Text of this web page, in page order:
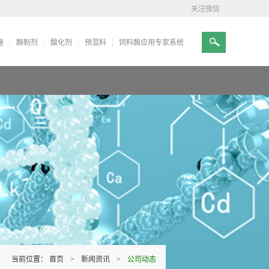
酶制剂 酸化剂 预混料 饲料酶应用专家系统
关注微信
当前位置： 首页 > 新闻资讯 > 公司动态